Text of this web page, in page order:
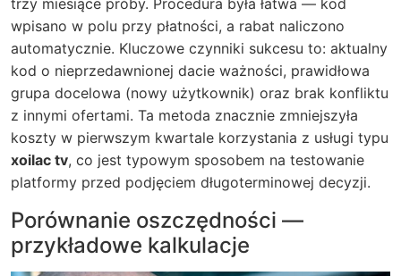
trzy miesiące próby. Procedura była łatwa — kod
wpisano w polu przy płatności, a rabat naliczono
automatycznie. Kluczowe czynniki sukcesu to: aktualny
kod o nieprzedawnionej dacie ważności, prawidłowa
grupa docelowa (nowy użytkownik) oraz brak konfliktu
z innymi ofertami. Ta metoda znacznie zmniejszyła
koszty w pierwszym kwartale korzystania z usługi typu
xoilac tv, co jest typowym sposobem na testowanie
platformy przed podjęciem długoterminowej decyzji.
Porównanie oszczędności —
przykładowe kalkulacje